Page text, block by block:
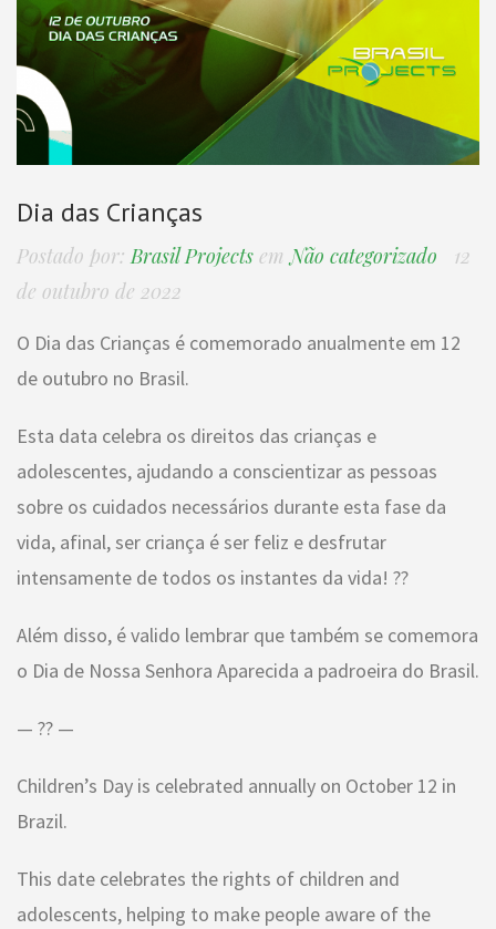
Dia das Crianças
Postado por: Brasil Projects em Não categorizado
12
de outubro de 2022
O Dia das Crianças é comemorado anualmente em 12
de outubro no Brasil.
Esta data celebra os direitos das crianças e
adolescentes, ajudando a conscientizar as pessoas
sobre os cuidados necessários durante esta fase da
vida, afinal, ser criança é ser feliz e desfrutar
intensamente de todos os instantes da vida! ??
Além disso, é valido lembrar que também se comemora
o Dia de Nossa Senhora Aparecida a padroeira do Brasil.
— ?? —
Children’s Day is celebrated annually on October 12 in
Brazil.
This date celebrates the rights of children and
adolescents, helping to make people aware of the